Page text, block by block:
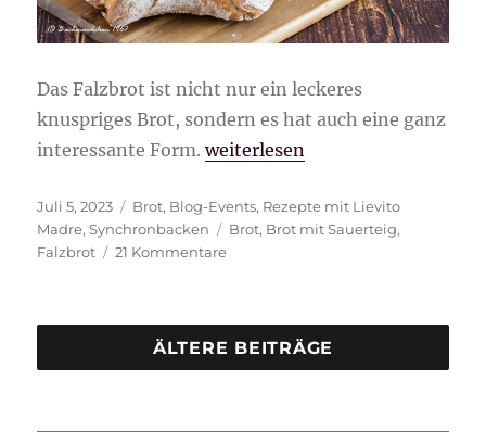
Das Falzbrot ist nicht nur ein leckeres
knuspriges Brot, sondern es hat auch eine ganz
interessante Form.„Falzbrot“
weiterlesen
Veröffentlicht
am
Juli 5, 2023 Kategorien
Brot, Blog-Events, Rezepte mit Lievito
Madre,Synchronbacken Schlagwörter
Brot, Brot mit Sauerteig,
Falzbrot
21 Kommentarezu
ÄLTERE BEITRÄGE